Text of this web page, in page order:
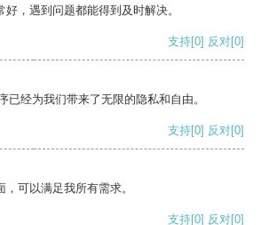
，遇到问题都能得到及时解决。
支持[0] 反对[0]
已经为我们带来了无限的隐私和自由。
支持[0] 反对[0]
可以满足我所有需求。
支持[0] 反对[0]